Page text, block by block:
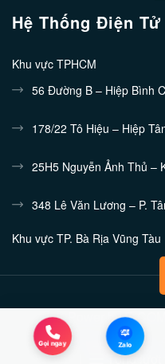
Gọi ngay
Zalo
Zalo
Hệ Thống Điện Tử
Khu vực TPHCM
56 Đường B – Hiệp Bình
178/22 Tô Hiệu – Hiệp
25H5 Nguyễn Ảnh Thủ –
348 Lê Văn Lương – P.
Khu vực TP. Bà Rịa Vũng Tàu
132/10 Nguyễn Tri
448/15 Đường 30/4
Khu vực Hà Nội
Power by E-
Đang truy cập
Tổng lượt